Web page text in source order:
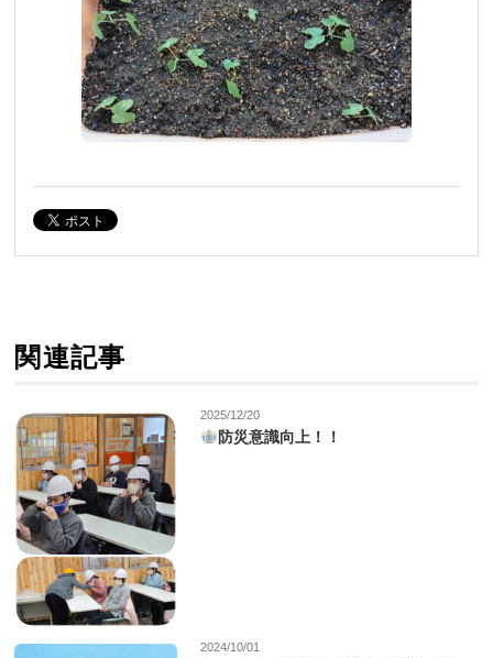
関連記事
2025/12/20
防災意識向上！！
2024/10/01